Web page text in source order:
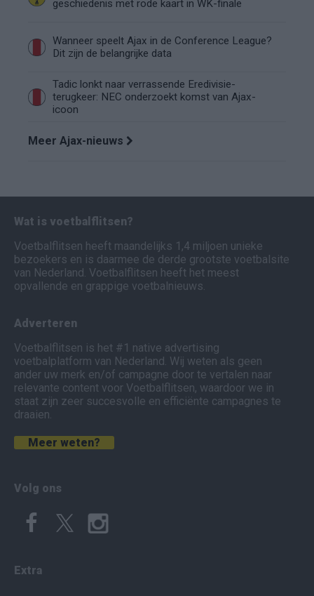
geschiedenis met rode kaart in WK-finale
Wanneer speelt Ajax in de Conference League?
Dit zijn de belangrijke data
Tadic lonkt naar verrassende Eredivisie-
terugkeer: NEC onderzoekt komst van Ajax-
icoon
Meer Ajax-nieuws
Wat is voetbalflitsen?
Voetbalflitsen heeft maandelijks 1,4 miljoen unieke
bezoekers en is daarmee de derde grootste voetbalsite
van Nederland. Voetbalflitsen heeft het meest
opvallende en grappige voetbalnieuws.
Adverteren
Voetbalflitsen is het #1 native advertising
voetbalplatform van Nederland. Wij weten als geen
ander uw merk en/of campagne door te vertalen naar
relevante content voor Voetbalflitsen, waardoor we in
staat zijn zeer succesvolle en efficiënte campagnes te
draaien.
Meer weten?
Volg ons
Extra